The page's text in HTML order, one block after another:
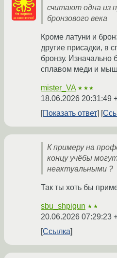
считают одна из
бронзового века
Кроме латуни и
другие присадки, в
бронзу. Изначально
сплавом меди и
mister_VA ★★★
18.06.2026 20:31:49
Показать ответ
К примеру на
концу учёбы
неактуальными ?
Так ты хоть бы
sbu_shpigun ★★
20.06.2026 07:29:23
Ссылка